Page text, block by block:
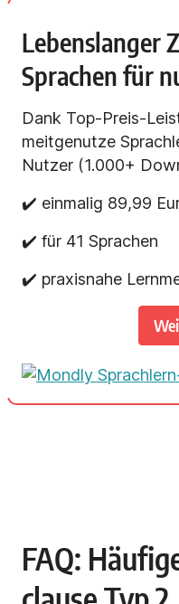
Lebenslanger
Sprachen für
Dank Top-Preis-
meitgenutze
Nutzer (1.000+
✔️ einmalig 89,99
✔️ für 41 Sprachen
✔️ praxisnahe
FAQ: